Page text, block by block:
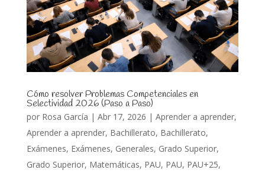
Cómo resolver Problemas Competenciales en
Selectividad 2026 (Paso a Paso)
por Rosa García | Abr 17, 2026 | Aprender a aprender,
Aprender a aprender, Bachillerato, Bachillerato,
Exámenes, Exámenes, Generales, Grado Superior,
Grado Superior, Matemáticas, PAU, PAU, PAU+25,